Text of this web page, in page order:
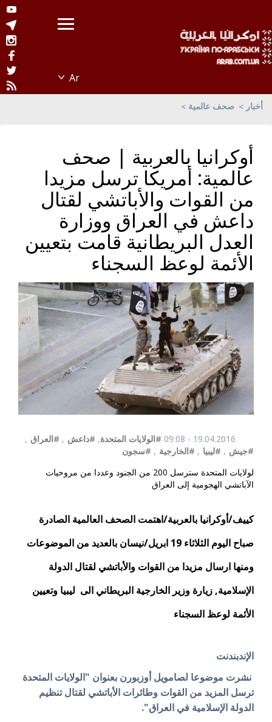
أخبار صحف عالمية
أوكرانيا بالعربية | صحف
عالمية: أمريكا ترسل مزيدا
من القوات والأباتشي لقتال
داعش في العراق ووزارة
العدل البريطانية قامت بتعيين
الأئمة لوعظ السجناء
19.04.2016 - 09:08 #الولايات المتحدة, #داعش , #العراق ,
#جيش , #ليبيا , #الخارجية , #سجون
لولايات المتحدة سترسل 200 من الجنود وعددا من مروحيات
الآباتشي الهجومية إلى العراق
كييف/أوكرانيا بالعربية/اهتمت الصحف العالمية الصادرة
صباح اليوم الثلاثاء 19 ابريل/نيسان بالعديد من الموضوعات
ومنها ارسال مزيدا من القوات والأباتشي لقتال الدولة
الإسلامية, زيارة وزير الخارجية البريطاني الى ليبيا وتعيين
الأئمة لوعظ السجناء
الإندبندنت
نشرت موضوعا لصامويل أوزبورن بعنوان "الولايات المتحدة
ترسل المزيد من القوات وطائرات الأباتشي لقتال تنظيم
الدولة الإسلامية في العراق".